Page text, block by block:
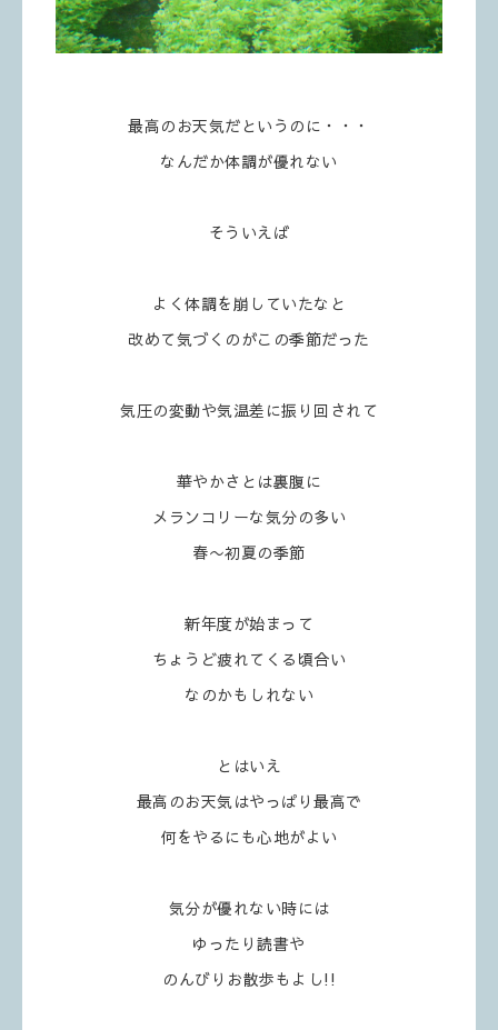
最高のお天気だというのに・・・
なんだか体調が優れない
そういえば
よく体調を崩していたなと
改めて気づくのがこの季節だった
気圧の変動や気温差に振り回されて
華やかさとは裏腹に
メランコリーな気分の多い
春〜初夏の季節
新年度が始まって
ちょうど疲れてくる頃合い
なのかもしれない
とはいえ
最高のお天気はやっぱり最高で
何をやるにも心地がよい
気分が優れない時には
ゆったり読書や
のんびりお散歩もよし!!